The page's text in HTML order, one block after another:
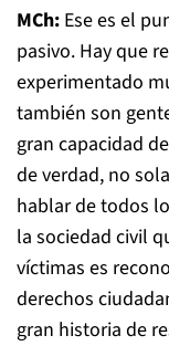
MCh: Ese es el
pasivo. Hay que
experimentado
también son
gran capacidad
de verdad, no
hablar de todos
la sociedad civil
víctimas es
derechos
gran historia de